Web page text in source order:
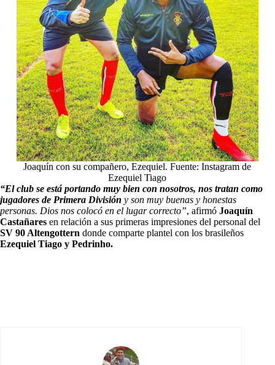
Joaquín con su compañero, Ezequiel. Fuente: Instagram de
Ezequiel Tiago
“El club se está portando muy bien con nosotros, nos tratan como
jugadores de Primera División y son muy buenas y honestas
personas. Dios nos colocó en el lugar correcto”, afirmó Joaquín
Castañares en relación a sus primeras impresiones del personal del
SV 90 Altengottern donde comparte plantel con los brasileños
Ezequiel Tiago y Pedrinho.